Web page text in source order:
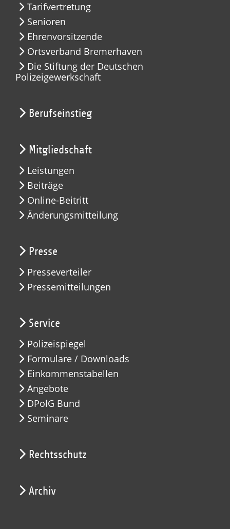
Tarifvertretung
Senioren
Ehrenvorsitzende
Ortsverband Bremerhaven
Die Stiftung der Deutschen
Polizeigewerkschaft
Berufseinstieg
Mitgliedschaft
Leistungen
Beiträge
Online-Beitritt
Änderungsmitteilung
Presse
Presseverteiler
Pressemitteilungen
Service
Polizeispiegel
Formulare / Downloads
Einkommenstabellen
Angebote
DPolG Bund
Seminare
Rechtsschutz
Archiv